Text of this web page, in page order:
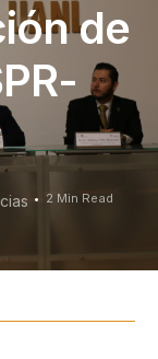
de
2 Min Read